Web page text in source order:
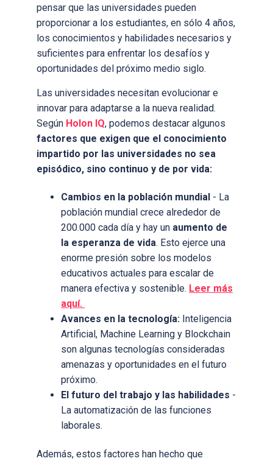
pensar que las universidades pueden
proporcionar a los estudiantes, en sólo 4 años,
los conocimientos y habilidades necesarios y
suficientes para enfrentar los desafíos y
oportunidades del próximo medio siglo.
Las universidades necesitan evolucionar e
innovar para adaptarse a la nueva realidad.
Según Holon IQ, podemos destacar algunos
factores que exigen que el conocimiento
impartido por las universidades no sea
episódico, sino continuo y de por vida:
Cambios en la población mundial - La
población mundial crece alrededor de
200.000 cada día y hay un aumento de
la esperanza de vida. Esto ejerce una
enorme presión sobre los modelos
educativos actuales para escalar de
manera efectiva y sostenible. Leer más
aquí.
Avances en la tecnología: Inteligencia
Artificial, Machine Learning y Blockchain
son algunas tecnologías consideradas
amenazas y oportunidades en el futuro
próximo.
El futuro del trabajo y las habilidades -
La automatización de las funciones
laborales.
Además, estos factores han hecho que